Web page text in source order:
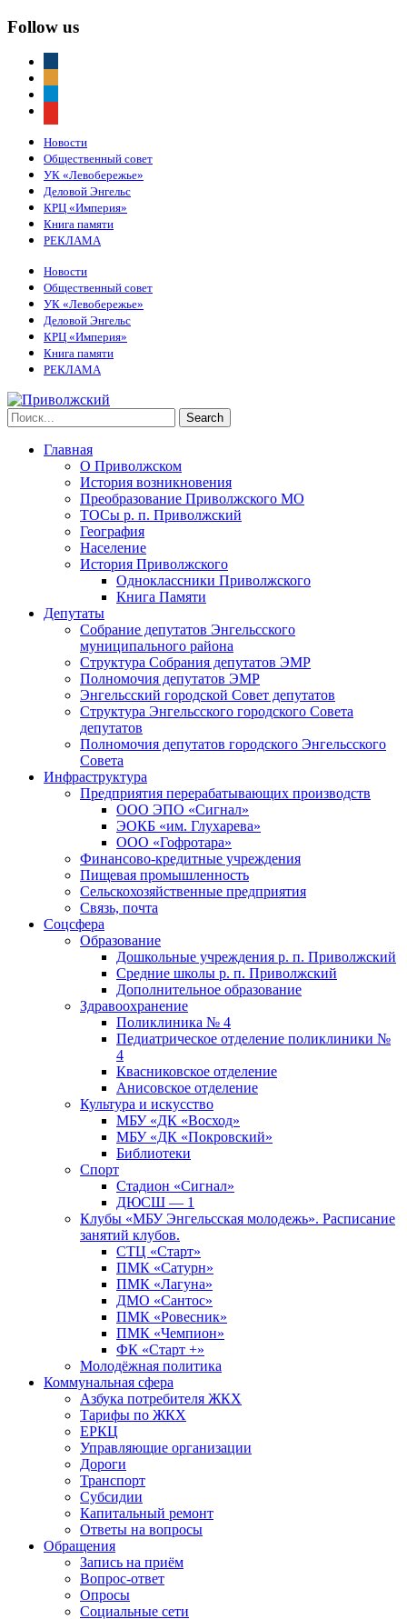
Follow us
Новости
Общественный совет
УК «Левобережье»
Деловой Энгельс
КРЦ «Империя»
Книга памяти
РЕКЛАМА
Новости
Общественный совет
УК «Левобережье»
Деловой Энгельс
КРЦ «Империя»
Книга памяти
РЕКЛАМА
Главная
О Приволжском
История возникновения
Преобразование Приволжского МО
ТОСы р. п. Приволжский
География
Население
История Приволжского
Одноклассники Приволжского
Книга Памяти
Депутаты
Собрание депутатов Энгельсского
муниципального района
Структура Собрания депутатов ЭМР
Полномочия депутатов ЭМР
Энгельсский городской Совет депутатов
Структура Энгельсского городского Совета
депутатов
Полномочия депутатов городского Энгельсского
Совета
Инфраструктура
Предприятия перерабатывающих производств
ООО ЭПО «Сигнал»
ЭОКБ «им. Глухарева»
ООО «Гофротара»
Финансово-кредитные учреждения
Пищевая промышленность
Сельскохозяйственные предприятия
Связь, почта
Соцсфера
Образование
Дошкольные учреждения р. п. Приволжский
Средние школы р. п. Приволжский
Дополнительное образование
Здравоохранение
Поликлиника № 4
Педиатрическое отделение поликлиники №
4
Квасниковское отделение
Анисовское отделение
Культура и искусство
МБУ «ДК «Восход»
МБУ «ДК «Покровский»
Библиотеки
Спорт
Стадион «Сигнал»
ДЮСШ — 1
Клубы «МБУ Энгельсская молодежь». Расписание
занятий клубов.
СТЦ «Старт»
ПМК «Сатурн»
ПМК «Лагуна»
ДМО «Сантос»
ПМК «Ровесник»
ПМК «Чемпион»
ФК «Старт +»
Молодёжная политика
Коммунальная сфера
Азбука потребителя ЖКХ
Тарифы по ЖКХ
ЕРКЦ
Управляющие организации
Дороги
Транспорт
Субсидии
Капитальный ремонт
Ответы на вопросы
Обращения
Запись на приём
Вопрос-ответ
Опросы
Социальные сети